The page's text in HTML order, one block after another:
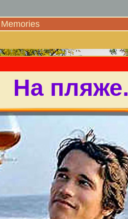
Memories
На пляже.